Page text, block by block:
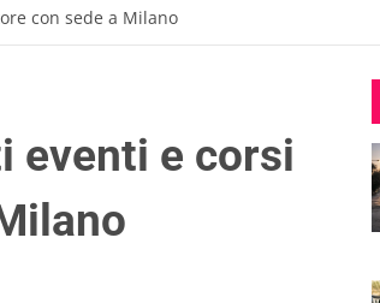
con sede a Milano
eventi e corsi